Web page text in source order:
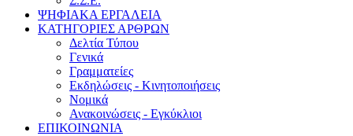
ΨΗΦΙΑΚΑ ΕΡΓΑΛΕΙΑ
ΚΑΤΗΓΟΡΙΕΣ ΑΡΘΡΩΝ
Δελτία Τύπου
Γενικά
Γραμματείες
Εκδηλώσεις - Κινητοποιήσεις
Νομικά
Ανακοινώσεις - Εγκύκλιοι
ΕΠΙΚΟΙΝΩΝΙΑ